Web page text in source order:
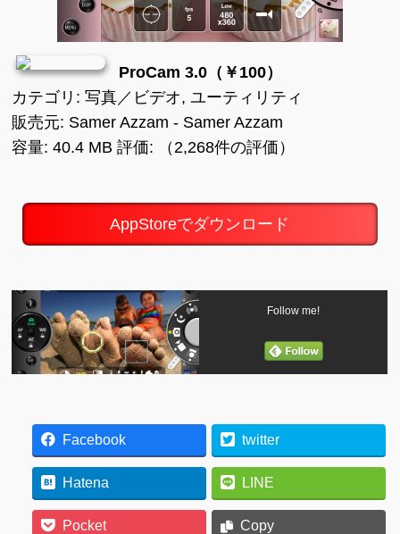
ProCam 3.0（￥100）
カテゴリ: 写真／ビデオ, ユーティリティ
販売元: Samer Azzam - Samer Azzam
容量: 40.4 MB 評価: （2,268件の評価）
AppStoreでダウンロード
Follow me!
Facebook twitter
Hatena LINE
Pocket Copy